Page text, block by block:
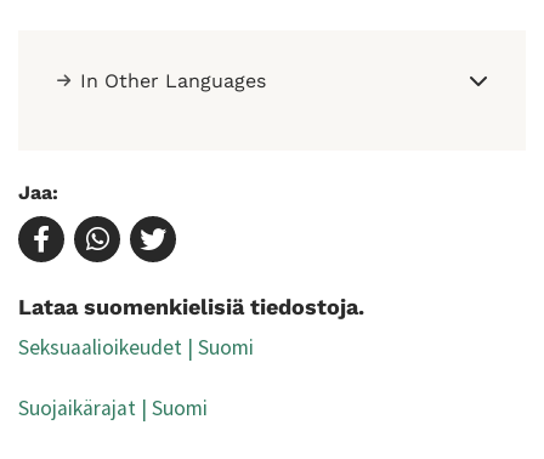
In Other Languages
Jaa:
Lataa suomenkielisiä tiedostoja.
Seksuaalioikeudet | Suomi
Suojaikärajat | Suomi